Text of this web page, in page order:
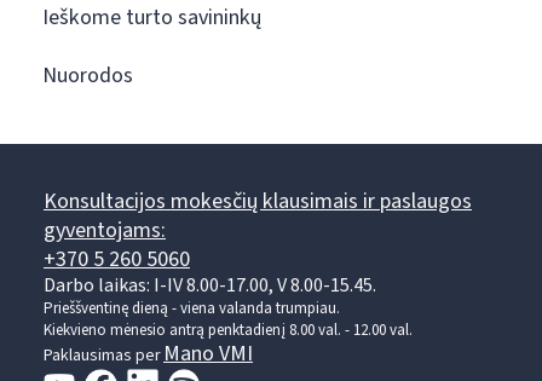
Ieškome turto savininkų
Nuorodos
Konsultacijos mokesčių klausimais ir paslaugos
gyventojams:
+370 5 260 5060
Darbo laikas: I-IV 8.00-17.00, V 8.00-15.45.
Prieššventinę dieną - viena valanda trumpiau.
Kiekvieno mėnesio antrą penktadienį 8.00 val. - 12.00 val.
Paklausimas per Mano VMI